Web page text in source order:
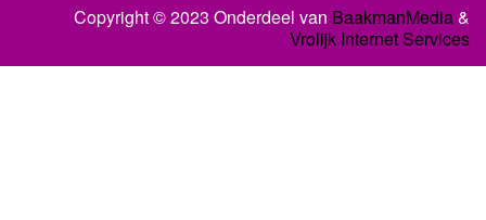
Copyright © 2023 Onderdeel van BaakmanMedia&
Vrolijk Internet Services